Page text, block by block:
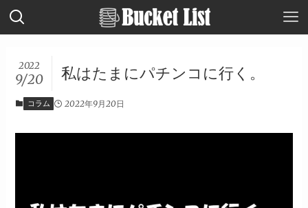
私はたまにパチンコに行く。
2022
9/20
コラム 2022年9月20日